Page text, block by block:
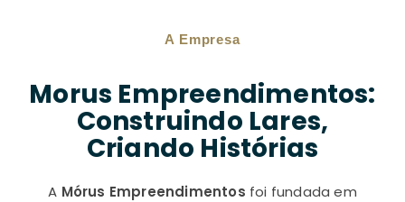
A Empresa
Morus Empreendimentos:
Construindo Lares,
Criando Histórias
A Mórus Empreendimentos foi fundada em